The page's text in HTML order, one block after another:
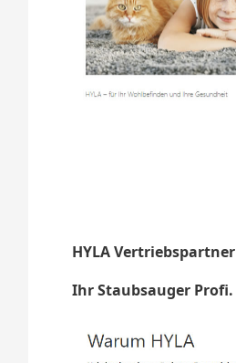
HYLA Vertriebspartner
Ihr Staubsauger Profi.